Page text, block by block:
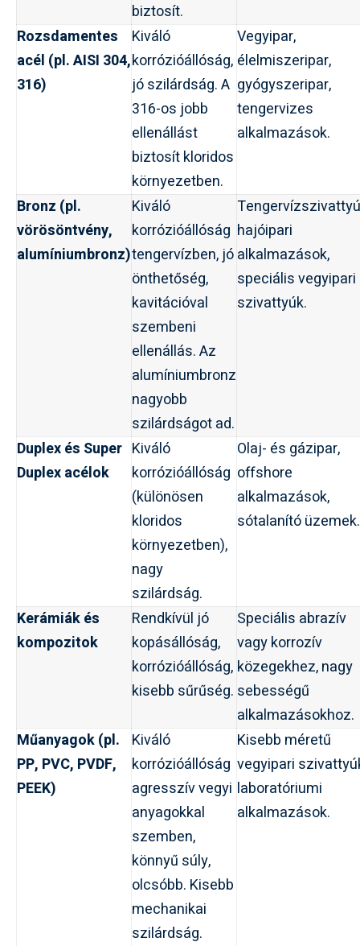
biztosít.
Rozsdamentes
acél (pl. AISI 304,
316)
Kiváló
korrózióállóság,
jó szilárdság. A
316-os jobb
ellenállást
biztosít kloridos
környezetben.
Vegyipar,
élelmiszeripar,
gyógyszeripar,
tengervizes
alkalmazások.
Bronz (pl.
vörösöntvény,
alumíniumbronz)
Kiváló
korrózióállóság
tengervízben, jó
önthetőség,
kavitációval
szembeni
ellenállás. Az
alumíniumbronz
nagyobb
szilárdságot ad.
hajóipari
alkalmazások,
speciális vegyipari
szivattyúk.
Duplex és Super
Duplex acélok
Kiváló
korrózióállóság
(különösen
kloridos
környezetben),
nagy
szilárdság.
Olaj- és gázipar,
offshore
alkalmazások,
sótalanító üzemek.
Kerámiák és
kompozitok
Rendkívül jó
kopásállóság,
korrózióállóság,
kisebb sűrűség.
Speciális abrazív
vagy korrozív
közegekhez, nagy
sebességű
alkalmazásokhoz.
Műanyagok (pl.
PP, PVC, PVDF,
PEEK)
Kiváló
korrózióállóság
agresszív vegyi
anyagokkal
szemben,
könnyű súly,
olcsóbb. Kisebb
mechanikai
szilárdság.
Kisebb méretű
vegyipari
laboratóriumi
alkalmazások.